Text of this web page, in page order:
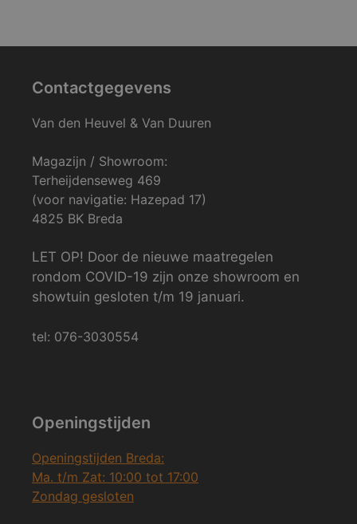
Contactgegevens
Van den Heuvel & Van Duuren
Magazijn / Showroom:
Terheijdenseweg 469
(voor navigatie: Hazepad 17)
4825 BK Breda
LET OP! Door de nieuwe maatregelen
rondom COVID-19 zijn onze showroom en
showtuin gesloten t/m 19 januari.
tel: 076-3030554
Openingstijden
Openingstijden Breda:
Ma. t/m Zat: 10:00 tot 17:00
Zondag gesloten